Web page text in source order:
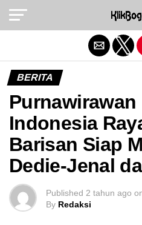
BERITA
Purnawirawan
Indonesia
Barisan Siap
Dedie-Jenal
Published 2 tahun ago
By Redaksi
Exit